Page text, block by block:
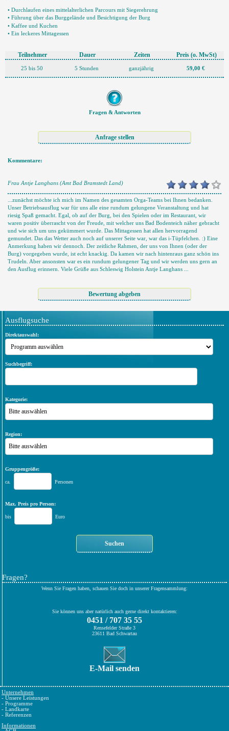
• Durchlaufen eines mittelalterlichen Parcours mit Siegerehrung
• Führung über das Burggelände und Besichtigung der Burg
• Kaffee und Kuchen
• Ein leckeres Mittagessen
Teilnehmer Dauer Zeiten Preis (o. MwSt)
25 bis 50 5 Stunden ganzjährig 59,00 €
Fragen & Antworten
Kommentare:
Frau Antje Langhans (Amt Bad Bramstedt Land)
...zunächst möchte ich mich im Namen des gesamten Orga-Teams bei Ihnen bedanken.
Unser Betriebsausflug war für uns alle eine rundum gelungene Veranstaltung und hat
riesig Spaß gemacht. Egal, ob auf der Burg, bei den Spielen oder im Restaurant, wir
waren positiv überrascht von der Freude, mit welcher uns Bad Bodenteich näher gebracht
und wie sich um uns gekümmert wurde. Das Mittagessen hat allen hervorragend
gemundet. Das das Wetter auch noch auf unserer Seite war, war das i-Tüpfelchen. :) Eine
Anmerkung haben wir dennoch. Der zeitliche Rahmen, der uns von Ihnen (oder der
Burg) vorgegeben wurde, ist echt knackig. Da kamen wir nach hintenraus ganz schön ins
Trudeln. Aber ansonsten war es ein rundum gelungener Tag und wir werden uns gern an
den Ausflug erinnern. Viele Grüße aus Schleswig Holstein Antje Langhans ...
Ausflugsuche
Direktauswahl:
Suchbegriff:
Kategorie:
Bitte auswählen
Region:
Bitte auswählen
Gruppengröße:
ca. Personen
Max. Preis pro Person:
bis Euro
Fragen?
Wenn Sie Fragen haben, schauen Sie doch in unserer Fragensammlung:
Sie können uns aber natürlich auch gerne direkt kontaktieren:
0451 / 707 35 55
Rensefelder Straße 3
23611 Bad Schwartau
E-Mail senden
Unternehmen
- Unsere Leistungen
- Programme
- Landkarte
- Referenzen
Informationen